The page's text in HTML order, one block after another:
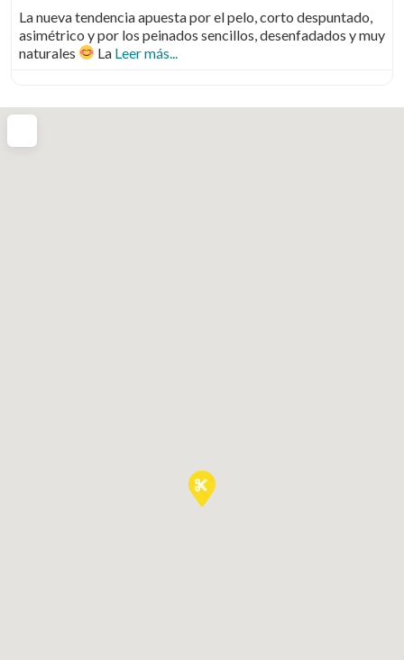
La nueva tendencia apuesta por el pelo, corto despuntado,
asimétrico y por los peinados sencillos, desenfadados y muy
naturales
La Leer más...